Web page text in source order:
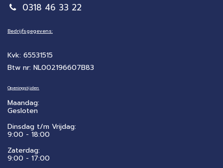
0318 46 33 22
Bedrijfsgegevens:
Kvk: 65531515
Btw nr: NL002196607B83
Openingstijden:
Maandag:
Gesloten
Dinsdag t/m Vrijdag:
9:00 - 18:00
Zaterdag:
​9:00 - 17:00